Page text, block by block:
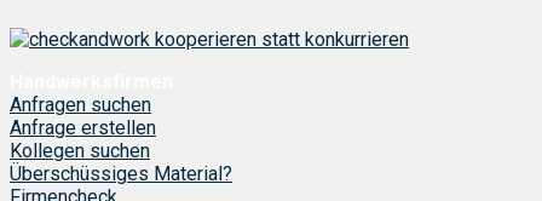
Anfragen suchen
Anfrage erstellen
Kollegen suchen
Überschüssiges Material?